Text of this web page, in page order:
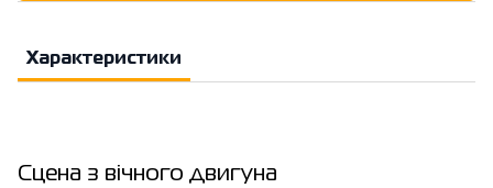
Характеристики
Сцена з вічного двигуна